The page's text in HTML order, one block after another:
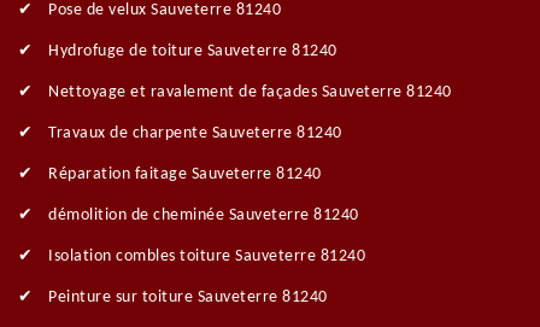
Pose de velux Sauveterre 81240
Hydrofuge de toiture Sauveterre 81240
Nettoyage et ravalement de façades Sauveterre 81240
Travaux de charpente Sauveterre 81240
Réparation faitage Sauveterre 81240
démolition de cheminée Sauveterre 81240
Isolation combles toiture Sauveterre 81240
Peinture sur toiture Sauveterre 81240